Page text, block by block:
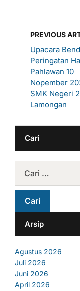
PREVIOUS
Upacara
Peringatan
Pahlawan 10
Nopember
SMK Negeri 2
Lamongan
Cari
Arsip
Agustus 2026
Juli 2026
Juni 2026
April 2026